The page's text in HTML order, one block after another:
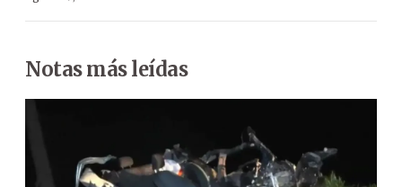
Notas más leídas